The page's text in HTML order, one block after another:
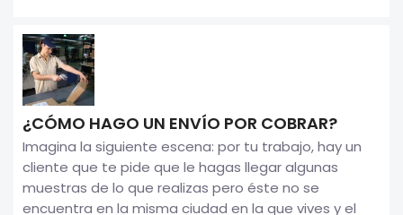
¿CÓMO HAGO UN ENVÍO POR COBRAR?
Imagina la siguiente escena: por tu trabajo, hay un
cliente que te pide que le hagas llegar algunas
muestras de lo que realizas pero éste no se
encuentra en la misma ciudad en la que vives y el